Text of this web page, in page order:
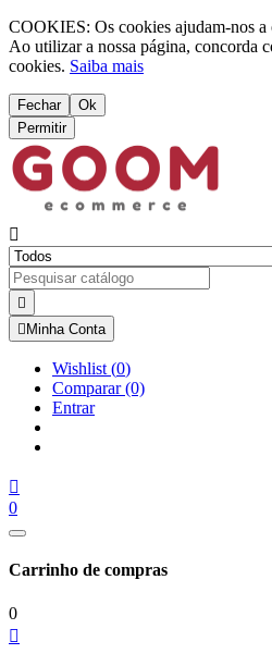
COOKIES: Os cookies ajudam-nos a
Ao utilizar a nossa página, concorda
cookies. Saiba mais
Fechar
Ok
Permitir


 Minha Conta
Wishlist (0)
Comparar(0)
Entrar

0
Carrinho de compras
0
